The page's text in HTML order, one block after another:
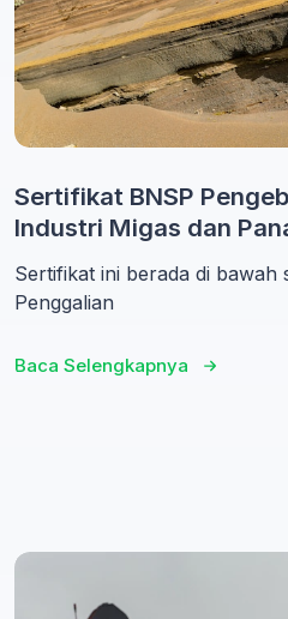
Sertifikat BNSP
Industri Migas dan
Sertifikat ini berada di
Penggalian
Baca Selengkapnya